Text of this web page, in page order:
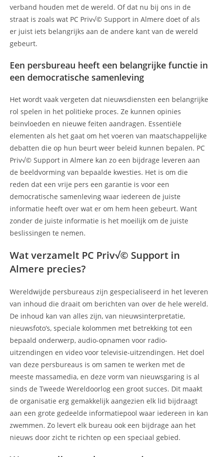
verband houden met de wereld. Of dat nu bij ons in de
straat is zoals wat PC Priv√© Support in Almere doet of als
er juist iets belangrijks aan de andere kant van de wereld
gebeurt.
Een persbureau heeft een belangrijke functie in
een democratische samenleving
Het wordt vaak vergeten dat nieuwsdiensten een belangrijke
rol spelen in het politieke proces. Ze kunnen opinies
beïnvloeden en nieuwe feiten aandragen. Essentiële
elementen als het gaat om het voeren van maatschappelijke
debatten die op hun beurt weer beleid kunnen bepalen. PC
Priv√© Support in Almere kan zo een bijdrage leveren aan
de beeldvorming van bepaalde kwesties. Het is om die
reden dat een vrije pers een garantie is voor een
democratische samenleving waar iedereen de juiste
informatie heeft over wat er om hem heen gebeurt. Want
zonder de juiste informatie is het moeilijk om de juiste
beslissingen te nemen.
Wat verzamelt PC Priv√© Support in
Almere precies?
Wereldwijde persbureaus zijn gespecialiseerd in het leveren
van inhoud die draait om berichten van over de hele wereld.
De inhoud kan van alles zijn, van nieuwsinterpretatie,
nieuwsfoto’s, speciale kolommen met betrekking tot een
bepaald onderwerp, audio-opnamen voor radio-
uitzendingen en video voor televisie-uitzendingen. Het doel
van deze persbureaus is om samen te werken met de
meeste massamedia, en deze vorm van nieuwsgaring is al
sinds de Tweede Wereldoorlog een groot succes. Dit maakt
de organisatie erg gemakkelijk aangezien elk lid bijdraagt
aan een grote gedeelde informatiepool waar iedereen in kan
zwemmen. Zo levert elk bureau ook een bijdrage aan het
nieuws door zicht te richten op een speciaal gebied.